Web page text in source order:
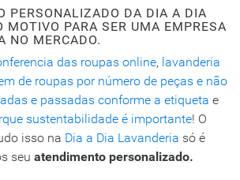
PERSONALIZADO DA DIA A DIA
MOTIVO PARA SER UMA EMPRESA
NO MERCADO.
das roupas online, lavanderia
de roupas por número de peças e não
e passadas conforme a etiqueta e
sustentabilidade é importante! O
isso na Dia a Dia Lavanderia só é
seu atendimento personalizado.